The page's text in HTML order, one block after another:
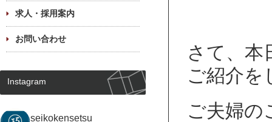
さて、本
ご紹介を
ご夫婦の
求人・採用案内
お問い合わせ
Instagram
seikokensetsu